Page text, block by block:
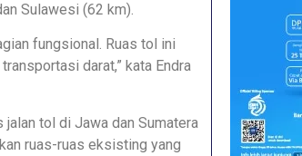
Sulawesi (62 km).
fungsional. Ruas tol ini
darat,” kata Endra
tol di Jawa dan Sumatera
ruas-ruas eksisting yang